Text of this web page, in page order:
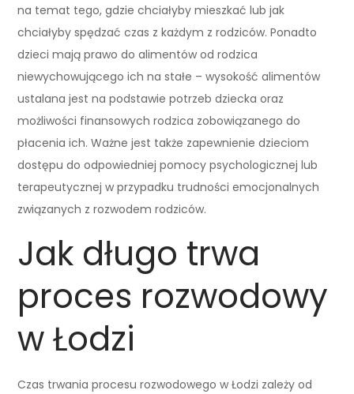
na temat tego, gdzie chciałyby mieszkać lub jak
chciałyby spędzać czas z każdym z rodziców. Ponadto
dzieci mają prawo do alimentów od rodzica
niewychowującego ich na stałe – wysokość alimentów
ustalana jest na podstawie potrzeb dziecka oraz
możliwości finansowych rodzica zobowiązanego do
płacenia ich. Ważne jest także zapewnienie dzieciom
dostępu do odpowiedniej pomocy psychologicznej lub
terapeutycznej w przypadku trudności emocjonalnych
związanych z rozwodem rodziców.
Jak długo trwa
proces rozwodowy
w Łodzi
Czas trwania procesu rozwodowego w Łodzi zależy od